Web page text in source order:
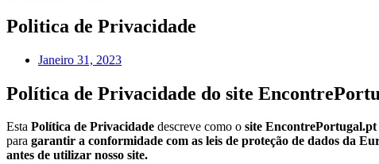
Politica de Privacidade
Janeiro 31, 2023
Política de Privacidade do site
Esta Política de Privacidade descreve como o site EncontrePortugal.pt
para garantir a conformidade com as leis de proteção de dados da
antes de utilizar nosso site.